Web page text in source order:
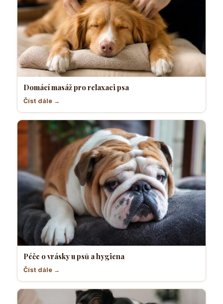
Domácí masáž pro relaxaci psa
Číst dále →
Péče o vrásky u psů a hygiena
Číst dále →